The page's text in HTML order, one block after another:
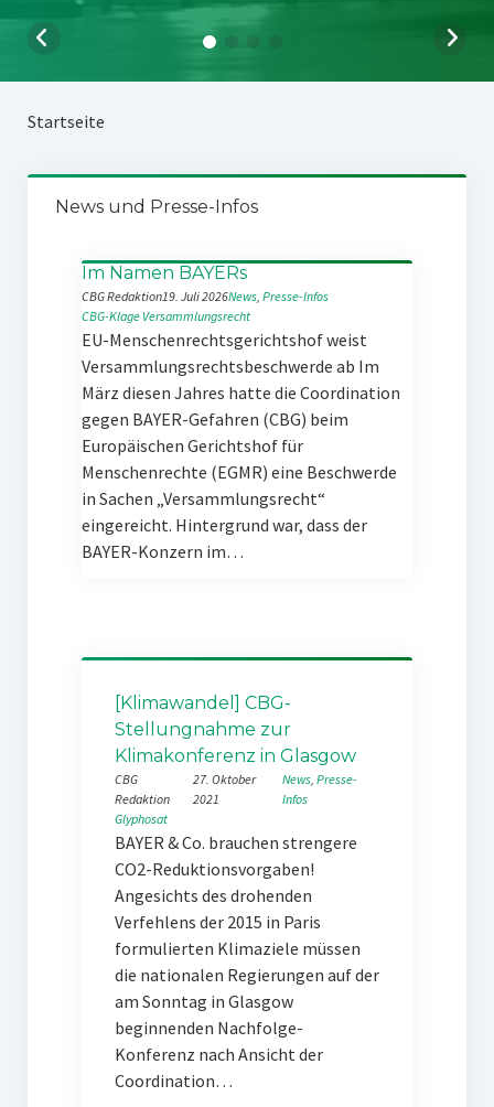
Startseite
News und Presse-Infos
Im Namen BAYERs
CBG Redaktion19. Juli 2026News, Presse-Infos
CBG-Klage Versammlungsrecht
EU-Menschenrechtsgerichtshof weist
Versammlungsrechtsbeschwerde ab Im
März diesen Jahres hatte die Coordination
gegen BAYER-Gefahren (CBG) beim
Europäischen Gerichtshof für
Menschenrechte (EGMR) eine Beschwerde
in Sachen „Versammlungsrecht“
eingereicht. Hintergrund war, dass der
BAYER-Konzern im…
[Klimawandel] CBG-
Stellungnahme zur
Klimakonferenz in Glasgow
CBG
Redaktion
27. Oktober
2021
News, Presse-
Infos
Glyphosat
BAYER & Co. brauchen strengere
CO2-Reduktionsvorgaben!
Angesichts des drohenden
Verfehlens der 2015 in Paris
formulierten Klimaziele müssen
die nationalen Regierungen auf der
am Sonntag in Glasgow
beginnenden Nachfolge-
Konferenz nach Ansicht der
Coordination…